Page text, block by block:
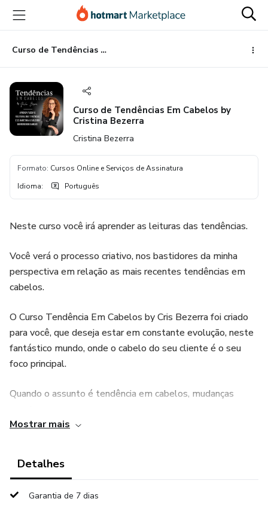
para
conteúdo
principal
para
pagamento
para
rodapé
Curso de Tendências Em Cabelos by Cristina Bezerra
Curso de Tendências Em Cabelos by
Cristina Bezerra
Cristina Bezerra
Formato: Cursos Online e Serviços de Assinatura
Idioma: Português
Neste curso você irá aprender as leituras das tendências.
Você verá o processo criativo, nos bastidores da minha
perspectiva em relação as mais recentes tendências em
cabelos.
O Curso Tendência Em Cabelos by Cris Bezerra foi criado
para você, que deseja estar em constante evolução, neste
fantástico mundo, onde o cabelo do seu cliente é o seu
foco principal.
Quando o assunto é tendência em cabelos, mudanças
As cores mudam..
Os cortes mudam..
Mostrar mais
Detalhes
Garantia de 7 dias